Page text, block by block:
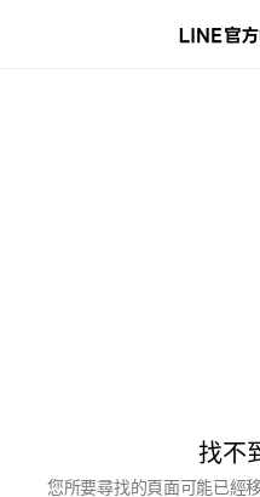
找不
您所要尋找的頁面可能已經